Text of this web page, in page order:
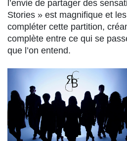
l’envie de partager des
Stories » est magnifique et
compléter cette partition,
complète entre ce qui se
que l’on entend.